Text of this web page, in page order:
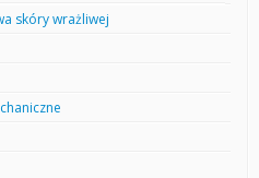
skóry wrażliwej